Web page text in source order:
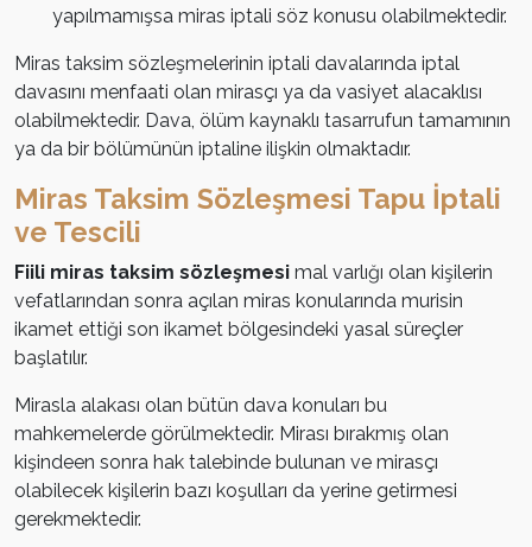
yapılmamışsa miras iptali söz konusu olabilmektedir.
Miras taksim sözleşmelerinin iptali davalarında iptal
davasını menfaati olan mirasçı ya da vasiyet alacaklısı
olabilmektedir. Dava, ölüm kaynaklı tasarrufun tamamının
ya da bir bölümünün iptaline ilişkin olmaktadır.
Miras Taksim Sözleşmesi Tapu İptali
ve Tescili
Fiili miras taksim sözleşmesi mal varlığı olan kişilerin
vefatlarından sonra açılan miras konularında murisin
ikamet ettiği son ikamet bölgesindeki yasal süreçler
başlatılır.
Mirasla alakası olan bütün dava konuları bu
mahkemelerde görülmektedir. Mirası bırakmış olan
kişindeen sonra hak talebinde bulunan ve mirasçı
olabilecek kişilerin bazı koşulları da yerine getirmesi
gerekmektedir.